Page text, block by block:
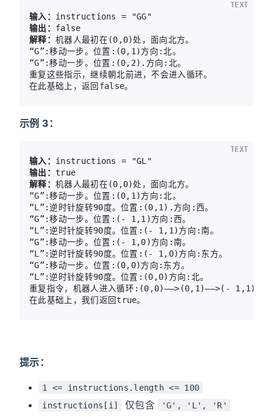
输入：
输出：
解释： 机器人最初在(0,0)处，面向北方。
“G”:移动一步。位置:(0,1)方向:北。
“G”:移动一步。位置:(0,2).方向:北。
重复这些指示，继续朝北前进，不会进入循环。
TEXT
示例 3：
输入：
输出：
解释： 机器人最初在(0,0)处，面向北方。
“G”:移动一步。位置:(0,1)方向:北。
“L”:逆时针旋转90度。位置:(0,1).方向:西。
“G”:移动一步。位置:(- 1,1)方向:西。
“L”:逆时针旋转90度。位置:(- 1,1)方向:南。
“G”:移动一步。位置:(- 1,0)方向:南。
“L”:逆时针旋转90度。位置:(- 1,0)方向:东方。
“G”:移动一步。位置:(0,0)方向:东方。
“L”:逆时针旋转90度。位置:(0,0)方向:北。
重复指令，机器人进入循环:(0,0)——>(0,1)——>(-
在此基础上，我们返回true。
TEXT
提示：
1 <= instructions.length <= 100
instructions[i]
仅包含 'G', 'L', 'R'